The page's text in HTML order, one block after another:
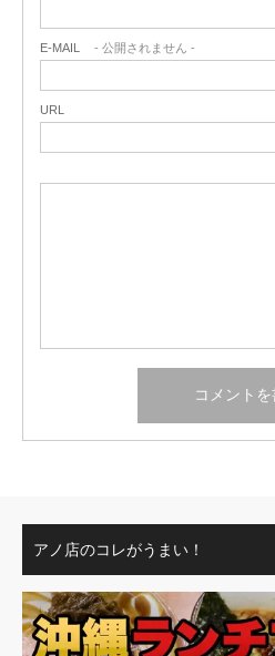
E-MAIL - 公開されません -
URL
アノ店のコレがうまい！